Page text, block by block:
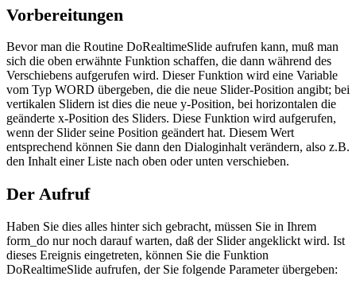
Vorbereitungen
Bevor man die Routine DoRealtimeSlide aufrufen kann, muß man
sich die oben erwähnte Funktion schaffen, die dann während des
Verschiebens aufgerufen wird. Dieser Funktion wird eine Variable
vom Typ WORD übergeben, die die neue Slider-Position angibt; bei
vertikalen Slidern ist dies die neue y-Position, bei horizontalen die
geänderte x-Position des Sliders. Diese Funktion wird aufgerufen,
wenn der Slider seine Position geändert hat. Diesem Wert
entsprechend können Sie dann den Dialoginhalt verändern, also z.B.
den Inhalt einer Liste nach oben oder unten verschieben.
Der Aufruf
Haben Sie dies alles hinter sich gebracht, müssen Sie in Ihrem
form_do nur noch darauf warten, daß der Slider angeklickt wird. Ist
dieses Ereignis eingetreten, können Sie die Funktion
DoRealtimeSlide aufrufen, der Sie folgende Parameter übergeben: